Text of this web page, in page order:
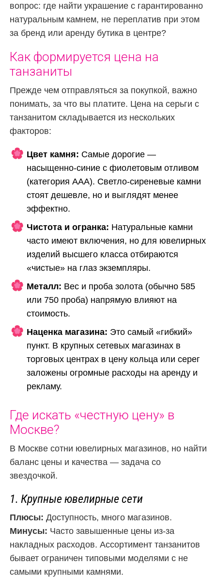
вопрос: где найти украшение с гарантированно
натуральным камнем, не переплатив при этом
за бренд или аренду бутика в центре?
Как формируется цена на
танзаниты
Прежде чем отправляться за покупкой, важно
понимать, за что вы платите. Цена на серьги с
танзанитом складывается из нескольких
факторов:
Цвет камня: Самые дорогие —
насыщенно-синие с фиолетовым отливом
(категория AAA). Светло-сиреневые камни
стоят дешевле, но и выглядят менее
эффектно.
Чистота и огранка: Натуральные камни
часто имеют включения, но для ювелирных
изделий высшего класса отбираются
«чистые» на глаз экземпляры.
Металл: Вес и проба золота (обычно 585
или 750 проба) напрямую влияют на
стоимость.
Наценка магазина: Это самый «гибкий»
пункт. В крупных сетевых магазинах в
торговых центрах в цену кольца или серег
заложены огромные расходы на аренду и
рекламу.
Где искать «честную цену» в
Москве?
В Москве сотни ювелирных магазинов, но найти
баланс цены и качества — задача со
звездочкой.
1. Крупные ювелирные сети
Плюсы: Доступность, много магазинов.
Минусы: Часто завышенные цены из-за
накладных расходов. Ассортимент танзанитов
бывает ограничен типовыми моделями с не
самыми крупными камнями.